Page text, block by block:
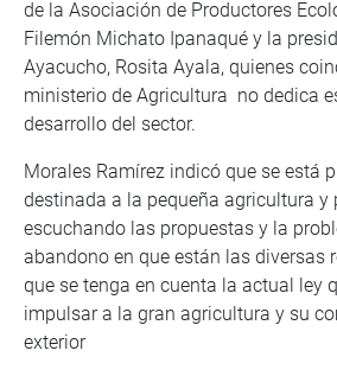
de la Asociación de Productores
Filemón Michato Ipanaqué y la
Ayacucho, Rosita Ayala, quienes
ministerio de Agricultura no dedica
desarrollo del sector.
Morales Ramírez indicó que se está
destinada a la pequeña agricultura y
escuchando las propuestas y la
abandono en que están las diversas
que se tenga en cuenta la actual ley
impulsar a la gran agricultura y su
exterior